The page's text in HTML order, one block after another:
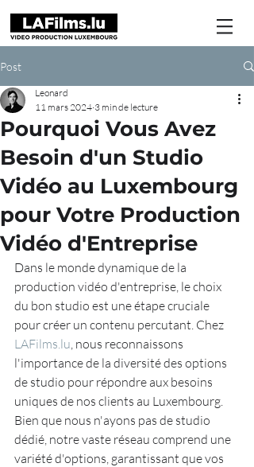
Post
Pourquoi Vous Avez
Besoin d'un Studio
Vidéo au Luxembourg
pour Votre Production
Vidéo d'Entreprise
Leonard
11 mars 2024 3 min de lecture
Dans le monde dynamique de la
production vidéo d'entreprise, le choix
du bon studio est une étape cruciale
pour créer un contenu percutant. Chez
LAFilms.lu, nous reconnaissons
l'importance de la diversité des options
de studio pour répondre aux besoins
uniques de nos clients au Luxembourg.
Bien que nous n'ayons pas de studio
dédié, notre vaste réseau comprend une
variété d'options, garantissant que vos